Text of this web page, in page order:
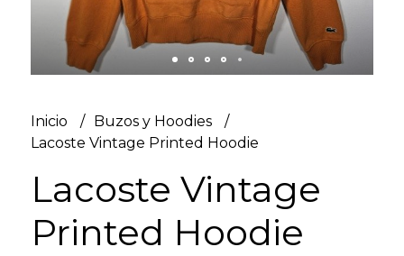
Inicio
Buzos y Hoodies
Lacoste Vintage Printed Hoodie
Lacoste Vintage
Printed Hoodie